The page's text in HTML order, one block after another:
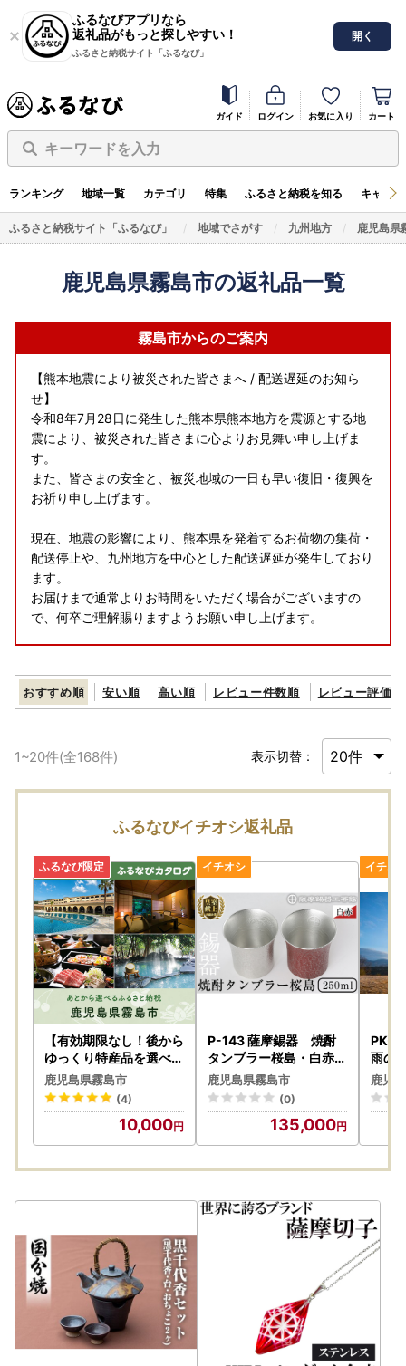
ふるなびアプリなら
返礼品がもっと探しやすい！
ふるさと納税サイト「ふるなび」
開く
ガイド ログイン お気に入り カート
キーワードを入力
ランキング 地域一覧 カテゴリ 特集 ふるさと納税を知る キャン
ふるさと納税サイト「ふるなび」 地域でさがす 九州地方 鹿児島県
鹿児島県霧島市の返礼品一覧
霧島市からのご案内
【熊本地震により被災された皆さまへ / 配送遅延のお知ら
せ】
令和8年7月28日に発生した熊本県熊本地方を震源とする地
震により、被災された皆さまに心よりお見舞い申し上げま
す。
また、皆さまの安全と、被災地域の一日も早い復旧・復興を
お祈り申し上げます。
現在、地震の影響により、熊本県を発着するお荷物の集荷・
配送停止や、九州地方を中心とした配送遅延が発生しており
ます。
お届けまで通常よりお時間をいただく場合がございますの
で、何卒ご理解賜りますようお願い申し上げます。
【必ずご確認ください】
万全を期して返礼品をお届けしていますが、万が一返礼品に
不良・破損・誤納品などございましたら、返礼品到着から2
日以内に、写真(画像)を添付のうえ下記アドレスまでメール
にてご連絡ください。
《kirishima@lrinc.jp》
尚、到着後3日以上経過した際は対応いたしかねます。
ご了承の上、お申込みくださいますようお願い申し上げま
す。
＝＝＝
▼マイナンバーカードをお持ちの方へ朗報♪▼
霧島市ふるさと納税のワンストップは、申請アプリ「IAM」
で簡単便利にスマホで完結！
------------------
ご寄附をいただいた皆様の負担を軽減するために、スマホの
みで申請を完結できるアプリ「IAM(アイアム)」を
霧島市ふるさと納税でもご利用いただけるようになりまし
た。
マイナンバーカードをお持ちであれば、IAMを使用して申請
していただくことで、申請書の記入・郵送・署名や書類添
付・ポスト投函など、手間のかかる手続きを大幅にスキップ
※従来通りの「書類郵送による申請」も引き続きご利用可能
★申請アプリ【IAM】をダウンロードの上、ご利用ください
★
Android・iOSのアプリストアにて＜アイアム マイナンバ
ー＞で検索！
【ワンストップ特例申請書送付先】
〒897-8790
おすすめ順 安い順 高い順 レビュー件数順 レビュー評価順
1~20件(全168件) 表示切替：
ふるなびイチオシ返礼品
【有効期限なし！後から
ゆっくり特産品を選べる
】鹿児島県霧島市カタロ
グポイント
鹿児島県霧島市
(4)
10,000
P-143 薩摩錫器 焼酎
タンブラー桜島・白赤2
個セット【薩摩錫器工芸
館】霧島市 工芸品 錫器
酒器
鹿児島県霧島市
(0)
135,000
PK-
雨の
2食
で完
2食
宿泊
鹿児